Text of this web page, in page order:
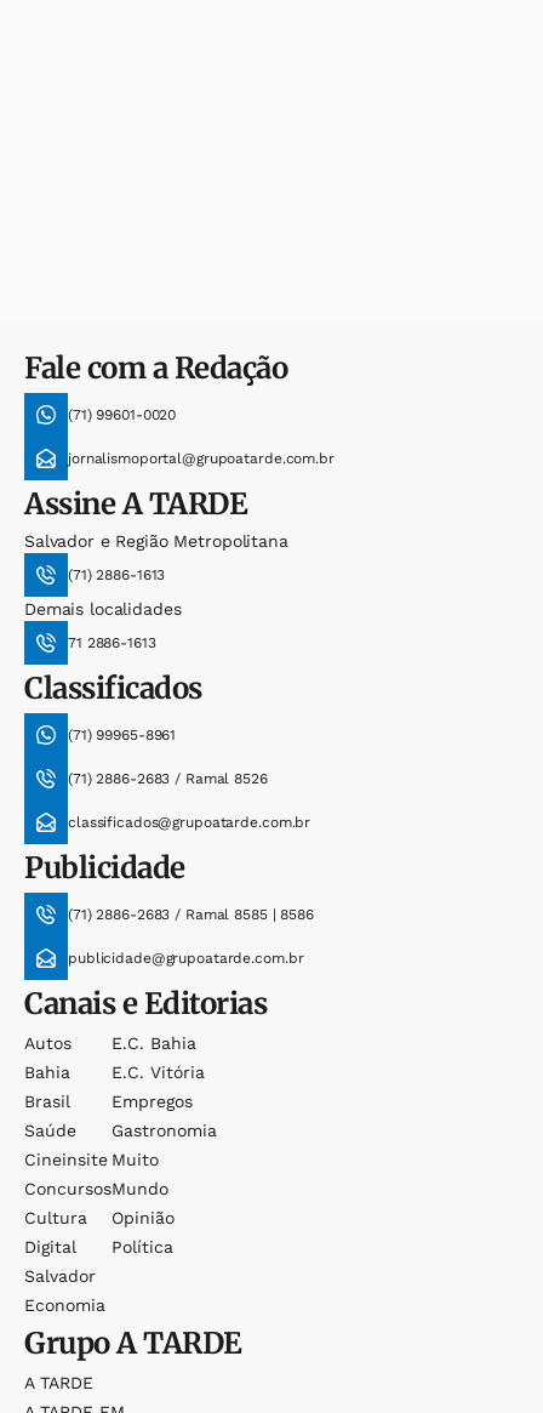
Fale com a Redação
(71) 99601-0020
jornalismoportal@grupoatarde.com.br
AssineA TARDE
Salvador e Região Metropolitana
(71) 2886-1613
Demais localidades
71 2886-1613
Classificados
(71) 99965-8961
(71) 2886-2683 / Ramal 8526
classificados@grupoatarde.com.br
Publicidade
(71) 2886-2683 / Ramal 8585 | 8586
publicidade@grupoatarde.com.br
Canais e Editorias
Autos
Bahia
Brasil
Saúde
Cineinsite
Concursos
Cultura
Digital
Salvador
Economia
E.c. Bahia
E.c. Vitória
Empregos
Gastronomia
Muito
Mundo
Opinião
Política
GrupoA TARDE
A TARDE